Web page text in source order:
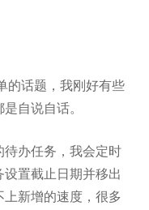
的话题，我刚好有些
自说自话。
办任务，我会定时
置截止日期并移出
新增的速度，很多